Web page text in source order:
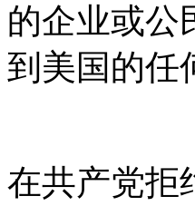
的企业或公
到美国的任
在共产党拒